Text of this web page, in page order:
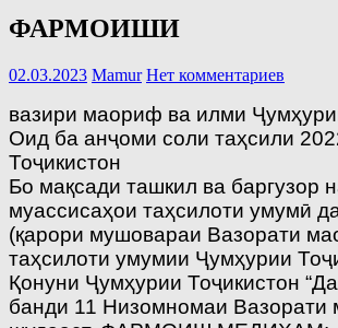
ФАРМОИШИ
02.03.2023 Mamur Нет комментариев
вазири маориф ва илми
Оид ба анҷоми соли таҳсили
Тоҷикистон
Бо мақсади ташкил ва баргузор
муассисаҳои таҳсилоти умумӣ
(қарори мушовараи Вазорати
таҳсилоти умумии Ҷумҳурии
Қонуни Ҷумҳурии Тоҷикистон
банди 11 Низомномаи Вазорати